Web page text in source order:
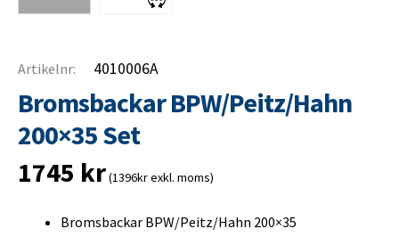
Artikelnr: 4010006A
Bromsbackar BPW/Peitz/Hahn
200×35 Set
1745 kr(1396kr exkl. moms)
Bromsbackar BPW/Peitz/Hahn 200×35